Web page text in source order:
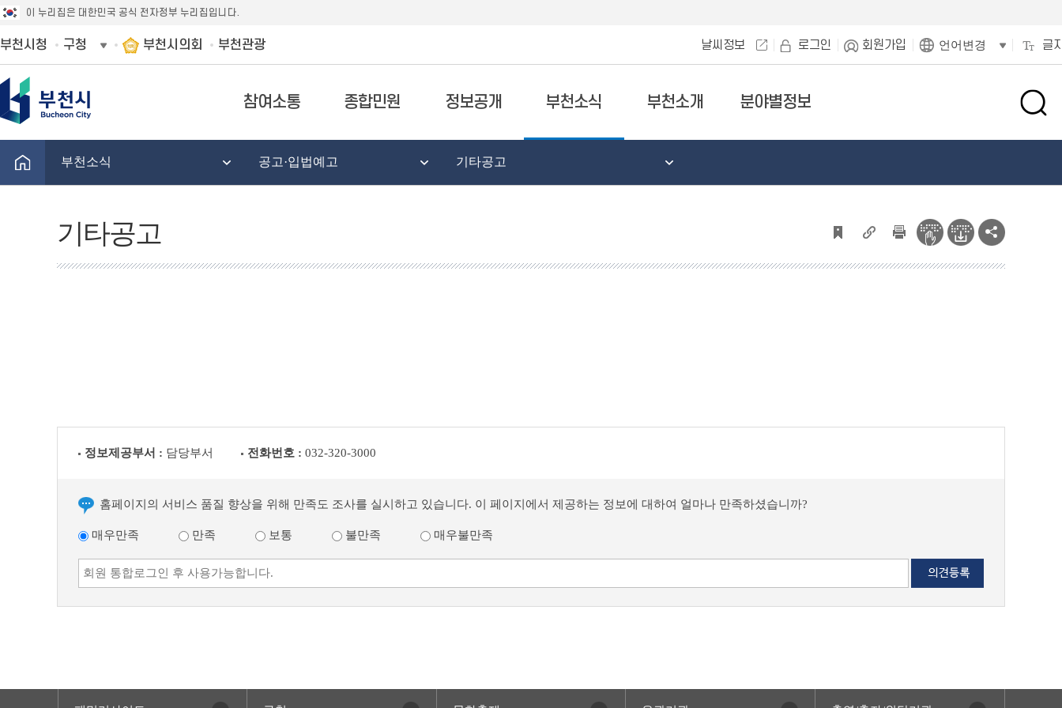
이 누리집은 대한민국 공식 전자정부 누리집입니다.
부천시청 구청 부천시의회 부천관광 날씨정보 로그인 회원가입 언어변경 글
참여소통 종합민원 정보공개 부천소식 부천소개 분야별정보
검
창
부천소식 공고·입법예고 기타공고
기타공고
다
정보제공부서 : 담당부서 전화번호 : 032-320-3000
홈페이지의 서비스 품질 향상을 위해 만족도 조사를 실시하고 있습니다. 이 페이지에서 제공하는 정보에 대하여 얼마나 만족하셨습니까?
매우만족 만족 보통 불만족 매우불만족